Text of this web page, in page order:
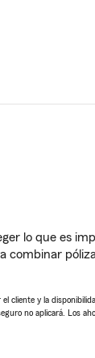
lo que es
combinar
cliente y la
no aplicará. Los